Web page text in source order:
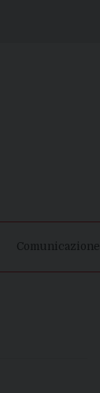
Comunicazione